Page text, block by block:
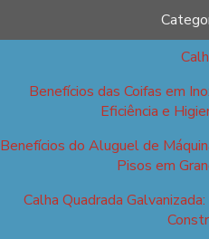
Benefícios das Coifas em
Eficiência e
Benefícios do Aluguel de
Pisos em
Calha Quadrada